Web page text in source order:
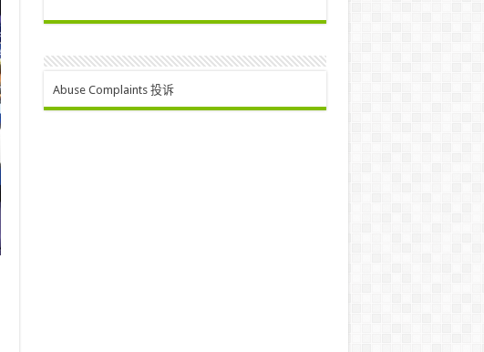
Abuse Complaints 投诉